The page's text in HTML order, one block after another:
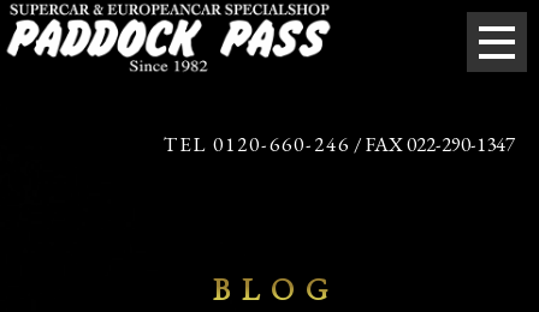
TEL 0120-660-246 / FAX 022-290-1347
BLOG